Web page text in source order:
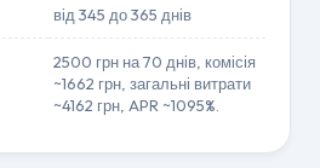
від 345 до 365 днів
2500 грн на 70 днів, комісія
~1662 грн, загальні витрати
~4162 грн, APR ~1095%.